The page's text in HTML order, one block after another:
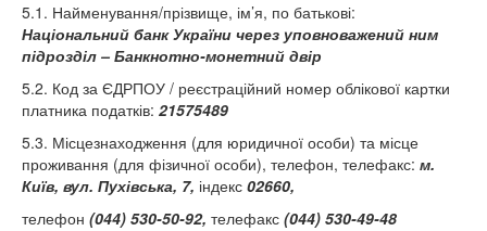
5.1. Найменування/прізвище, ім’я, по батькові:
Національний банк України через уповноважений ним
підрозділ – Банкнотно-монетний двір
5.2. Код за ЄДРПОУ / реєстраційний номер облікової картки
платника податків: 21575489
5.3. Місцезнаходження (для юридичної особи) та місце
проживання (для фізичної особи), телефон, телефакс: м.
Київ, вул. Пухівська, 7, індекс 02660,
телефон (044) 530-50-92, телефакс (044) 530-49-48